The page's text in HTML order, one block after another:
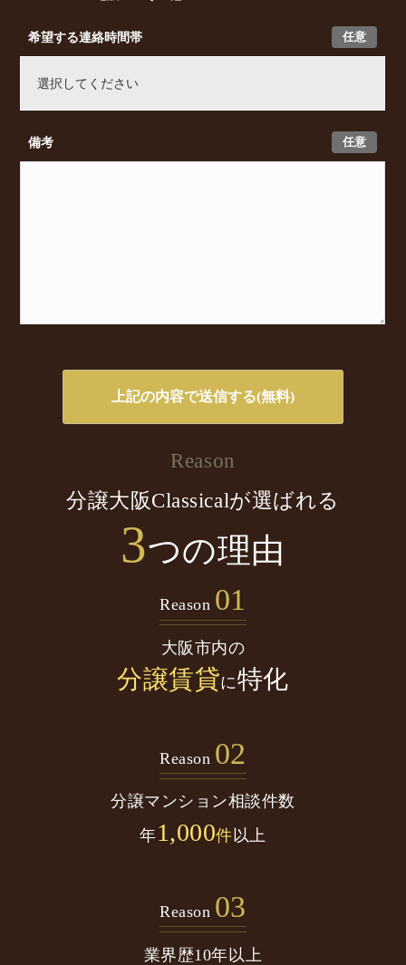
任意
希望する連絡時間帯
任意
備考
Reason
分譲大阪Classicalが選ばれる
3つの理由
Reason 01
大阪市内の
分譲賃貸に特化
Reason 02
分譲マンション相談件数
年1,000件以上
Reason 03
業界歴10年以上